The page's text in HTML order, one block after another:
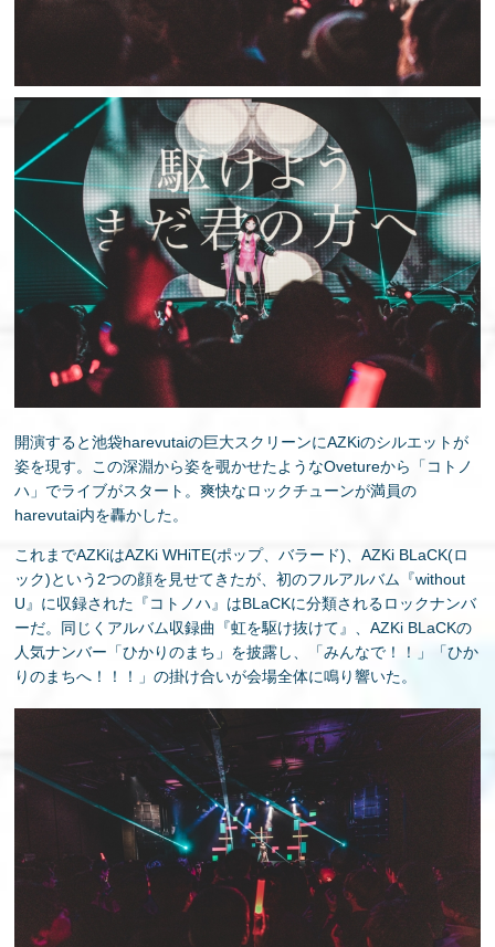
開演すると池袋harevutaiの巨大スクリーンにAZKiのシルエットが
姿を現す。この深淵から姿を覗かせたようなOvetureから「コトノ
ハ」でライブがスタート。爽快なロックチューンが満員の
harevutai内を轟かした。
これまでAZKiはAZKi WHiTE(ポップ、バラード)、AZKi BLaCK(ロ
ック)という2つの顔を見せてきたが、初のフルアルバム『without
U』に収録された『コトノハ』はBLaCKに分類されるロックナンバ
ーだ。同じくアルバム収録曲『虹を駆け抜けて』、AZKi BLaCKの
人気ナンバー「ひかりのまち」を披露し、「みんなで！！」「ひか
りのまちへ！！！」の掛け合いが会場全体に鳴り響いた。